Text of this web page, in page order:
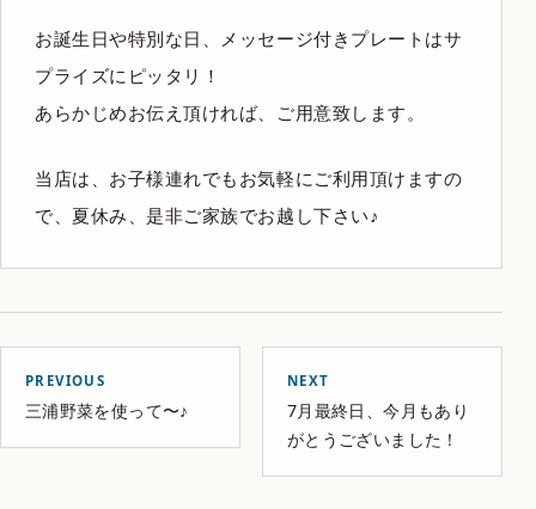
お誕生日や特別な日、メッセージ付きプレートはサ
プライズにピッタリ！
あらかじめお伝え頂ければ、ご用意致します。
当店は、お子様連れでもお気軽にご利用頂けますの
で、夏休み、是非ご家族でお越し下さい♪
PREVIOUS
三浦野菜を使って〜♪
NEXT
7月最終日、今月もあり
がとうございました！